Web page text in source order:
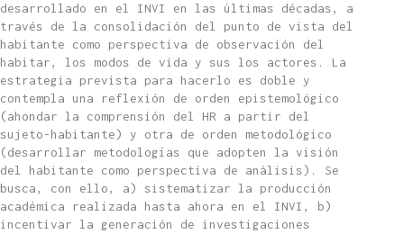
desarrollado en el INVI en las últimas décadas, a
través de la consolidación del punto de vista del
habitante como perspectiva de observación del
habitar, los modos de vida y sus los actores. La
estrategia prevista para hacerlo es doble y
contempla una reflexión de orden epistemológico
(ahondar la comprensión del HR a partir del
sujeto-habitante) y otra de orden metodológico
(desarrollar metodologías que adopten la visión
del habitante como perspectiva de análisis). Se
busca, con ello, a) sistematizar la producción
académica realizada hasta ahora en el INVI, b)
incentivar la generación de investigaciones